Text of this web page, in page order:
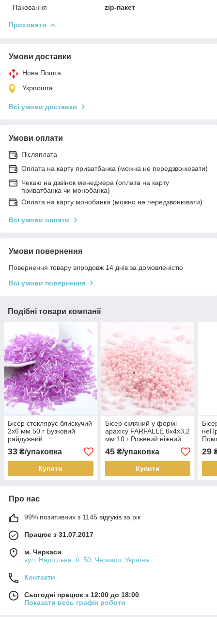
Паковання
zip-пакет
Приховати
Умови доставки
Нова Пошта
Укрпошта
Всі умови доставки
Умови оплати
Післяплата
Оплата на карту приватбанка (можна не передзвонювати)
Чекаю на дзвінок менеджера (оплата на карту
приватбанка чи монобанка)
Оплата на карту монобанка (можно не передзвонювати)
Всі умови оплати
Умови повернення
Повернення товару впродовж 14 днів за домовленістю
Всі умови повернення
Подібні товари компанії
Бісер стеклярус блискучий
2х6 мм 50 г Бузковий
райдужний
33 ₴/упаковка
Купити
Бісер скляний у формі
арахісу FARFALLE 6х4х3,2
мм 10 г Рожевий ніжний
блискучий
45₴/упаковка
Купити
29
Про нас
99% позитивних з 1145 відгуків за рік
Працює з 31.07.2017
м. Черкаси
вул. Надпільна, б. 50, Черкаси, Україна
Контакти
Сьогодні працює з 12:00 до 18:00
Показати весь графік роботи